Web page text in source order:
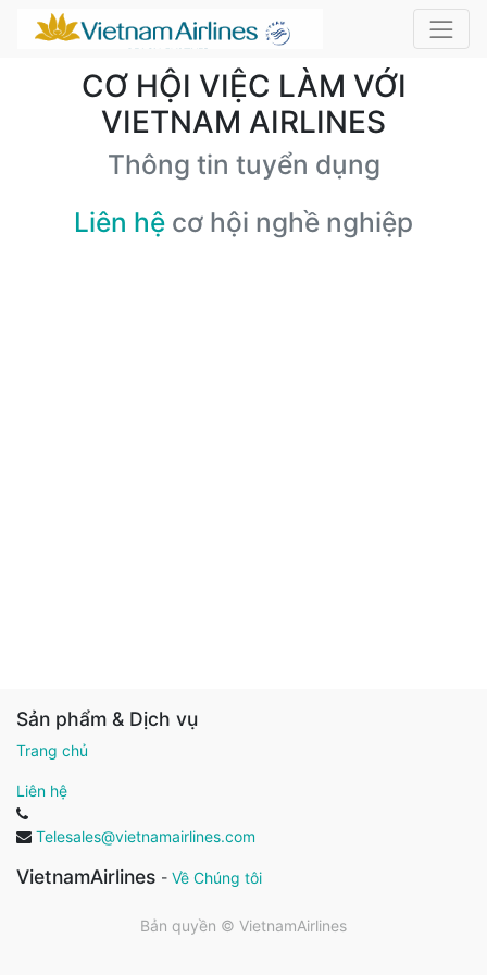
CƠ HỘI VIỆC LÀM VỚI
VIETNAM AIRLINES
Thông tin tuyển dụng
Liên hệ cơ hội nghề nghiệp
Sản phẩm & Dịch vụ
Trang chủ
Liên hệ
Telesales@vietnamairlines.com
VietnamAirlines - Về Chúng tôi
Bản quyền © VietnamAirlines